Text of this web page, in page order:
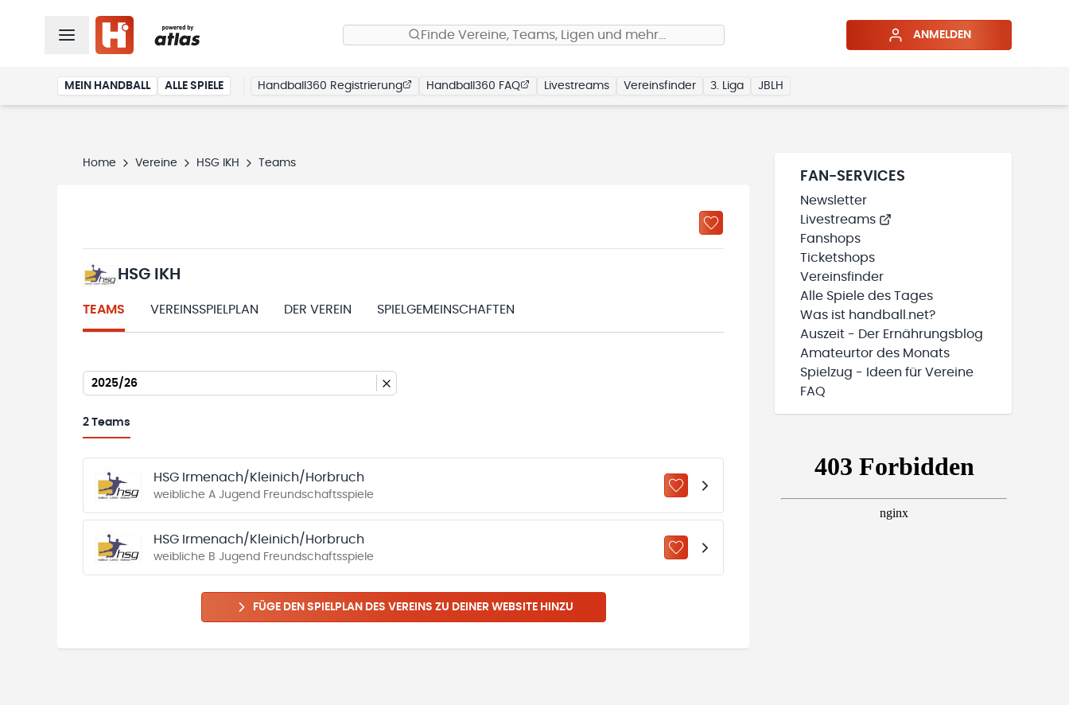
Finde Vereine, Teams, Ligen und mehr… ANMELDEN
MEIN HANDBALL ALLE SPIELE Handball360 Registrierung Handball360 FAQ Livestreams Vereinsfinder 3. Liga JBLH
Home Vereine HSG IKH Teams
HSG IKH
TEAMS VEREINSSPIELPLAN DER VEREIN SPIELGEMEINSCHAFTEN
2025/26
2 Teams
HSG Irmenach/Kleinich/Horbruch
weibliche A Jugend Freundschaftsspiele ZU „MEINE TEAMS“ HINZUFÜGEN
HSG Irmenach/Kleinich/Horbruch
weibliche B Jugend Freundschaftsspiele ZU „MEINE TEAMS“ HINZUFÜGEN
FÜGE DEN SPIELPLAN DES VEREINS ZU DEINER WEBSITE HINZU
FAN-SERVICES
Newsletter
Livestreams
Fanshops
Ticketshops
Vereinsfinder
Alle Spiele des Tages
Was ist handball.net?
Auszeit - Der Ernährungsblog
Amateurtor des Monats
Spielzug - Ideen für Vereine
FAQ